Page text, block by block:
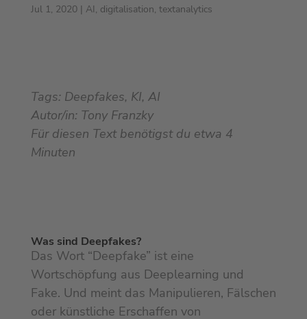
Jul 1, 2020| AI, digitalisation, textanalytics
Tags: Deepfakes, KI, AI
Autor/in: Tony Franzky
Für diesen Text benötigst du etwa 4
Minuten
Was sind Deepfakes?
Das Wort “Deepfake” ist eine
Wortschöpfung aus Deeplearning und
Fake. Und meint das Manipulieren, Fälschen
oder künstliche Erschaffen von